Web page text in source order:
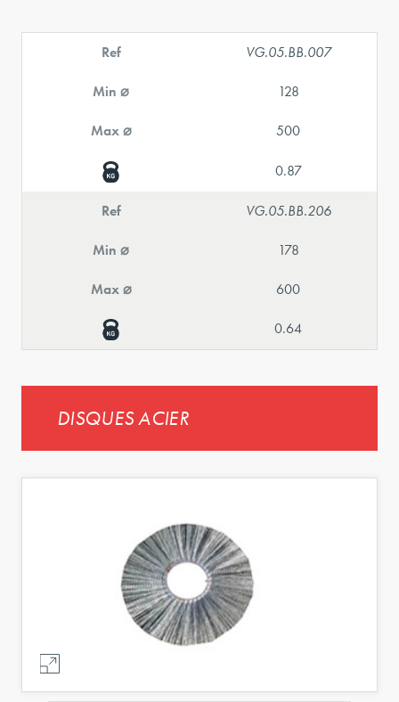
Ref VG.05.BB.007
Min ⌀ 128
Max ⌀ 500
0.87
Ref VG.05.BB.206
Min ⌀ 178
Max ⌀ 600
0.64
DISQUES ACIER